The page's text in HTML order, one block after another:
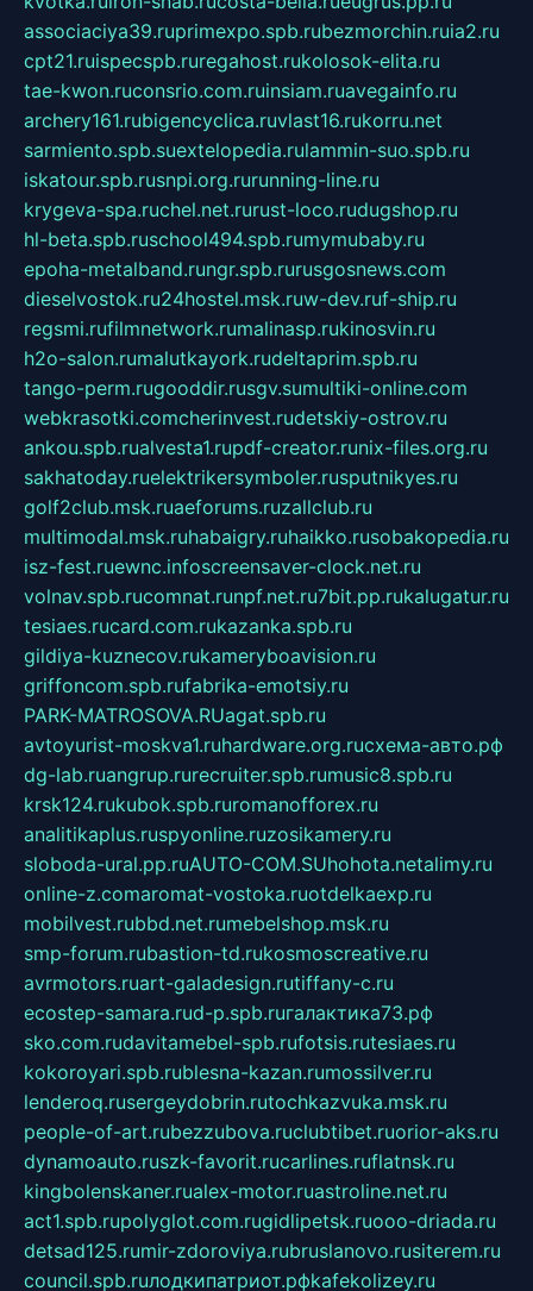
associaciya39.ruprimexpo.spb.rubezmorchin.ruia2.ru
cpt21.ruispecspb.ruregahost.rukolosok-elita.ru
tae-kwon.ruconsrio.com.ruinsiam.ruavegainfo.ru
archery161.rubigencyclica.ruvlast16.rukorru.net
sarmiento.spb.suextelopedia.rulammin-suo.spb.ru
iskatour.spb.rusnpi.org.rurunning-line.ru
krygeva-spa.ruchel.net.rurust-loco.rudugshop.ru
hl-beta.spb.ruschool494.spb.rumymubaby.ru
epoha-metalband.rungr.spb.rurusgosnews.com
dieselvostok.ru24hostel.msk.ruw-dev.ruf-ship.ru
regsmi.rufilmnetwork.rumalinasp.rukinosvin.ru
h2o-salon.rumalutkayork.rudeltaprim.spb.ru
tango-perm.rugooddir.rusgv.sumultiki-online.com
webkrasotki.comcherinvest.rudetskiy-ostrov.ru
ankou.spb.rualvesta1.rupdf-creator.runix-files.org.ru
sakhatoday.ruelektrikersymboler.rusputnikyes.ru
golf2club.msk.ruaeforums.ruzallclub.ru
multimodal.msk.ruhabaigry.ruhaikko.rusobakopedia.ru
isz-fest.ruewnc.infoscreensaver-clock.net.ru
volnav.spb.rucomnat.runpf.net.ru7bit.pp.rukalugatur.ru
tesiaes.rucard.com.rukazanka.spb.ru
gildiya-kuznecov.rukameryboavision.ru
griffoncom.spb.rufabrika-emotsiy.ru
PARK-MATROSOVA.RUagat.spb.ru
avtoyurist-moskva1.ruhardware.org.ruсхема-авто.рф
dg-lab.ruangrup.rurecruiter.spb.rumusic8.spb.ru
krsk124.rukubok.spb.ruromanofforex.ru
analitikaplus.ruspyonline.ruzosikamery.ru
sloboda-ural.pp.ruAUTO-COM.SUhohota.netalimy.ru
online-z.comaromat-vostoka.ruotdelkaexp.ru
mobilvest.rubbd.net.rumebelshop.msk.ru
smp-forum.rubastion-td.rukosmoscreative.ru
avrmotors.ruart-galadesign.rutiffany-c.ru
ecostep-samara.rud-p.spb.ruгалактика73.рф
sko.com.rudavitamebel-spb.rufotsis.rutesiaes.ru
kokoroyari.spb.rublesna-kazan.rumossilver.ru
lenderoq.rusergeydobrin.rutochkazvuka.msk.ru
people-of-art.rubezzubova.ruclubtibet.ruorior-aks.ru
dynamoauto.ruszk-favorit.rucarlines.ruflatnsk.ru
kingbolenskaner.rualex-motor.ruastroline.net.ru
act1.spb.rupolyglot.com.rugidlipetsk.ruooo-driada.ru
detsad125.rumir-zdoroviya.rubruslanovo.rusiterem.ru
council.spb.ruлодкипатриот.рфkafekolizey.ru